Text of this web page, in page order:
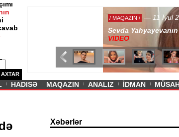
AXTAR
— 11 İyul 2026
Sevda Yahyayevanın qısa ətəyi tənqid
HADISƏ MAQAZIN ANALIZ İDMAN
Xəbərlər